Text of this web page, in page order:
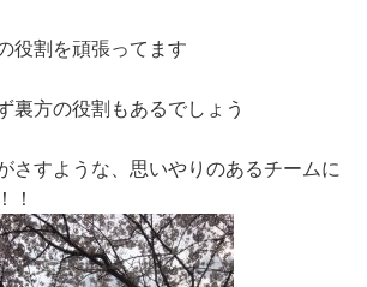
役割を頑張ってます
裏方の役割もあるでしょう
さすような、思いやりのあるチームに
！